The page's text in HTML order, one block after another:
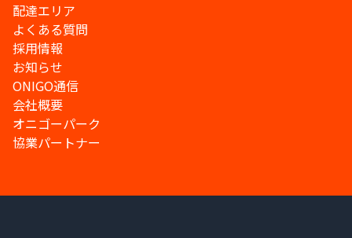
配達エリア
よくある質問
採用情報
お知らせ
ONIGO通信
会社概要
オニゴーパーク
協業パートナー